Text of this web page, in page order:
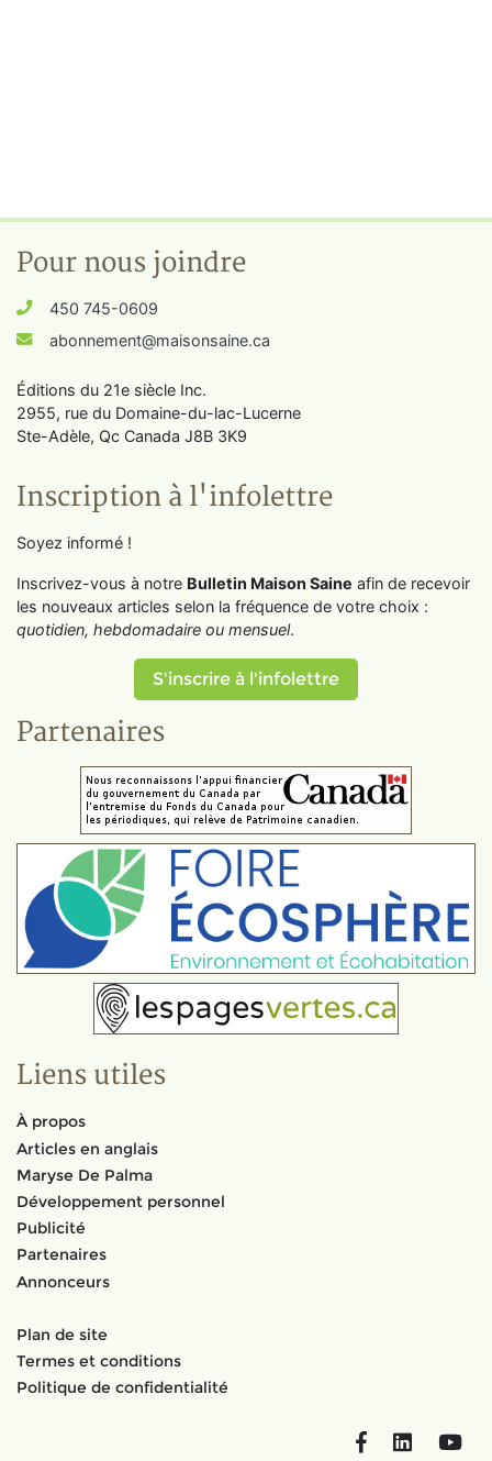
Pour nous joindre
450 745-0609
abonnement@maisonsaine.ca
Éditions du 21e siècle Inc.
2955, rue du Domaine-du-lac-Lucerne
Ste-Adèle, Qc Canada J8B 3K9
Inscription à l'infolettre
Soyez informé !
Inscrivez-vous à notre Bulletin Maison Saine afin de recevoir
les nouveaux articles selon la fréquence de votre choix :
quotidien, hebdomadaire ou mensuel.
S'inscrire à l'infolettre
Partenaires
Liens utiles
À propos
Articles en anglais
Maryse De Palma
Développement personnel
Publicité
Partenaires
Annonceurs
Plan de site
Termes et conditions
Politique de confidentialité
FacebookLinkedIn